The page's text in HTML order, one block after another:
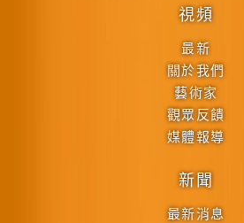
視頻
最新
關於我們
藝術家
觀眾反饋
媒體報導
新聞
最新消息